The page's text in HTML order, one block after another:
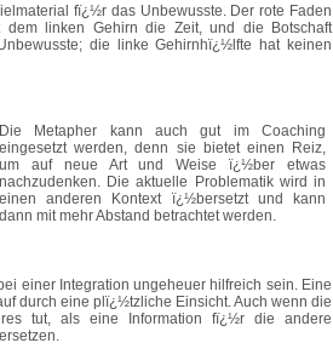
fï¿½r das Unbewusste. Der rote Faden
dem linken Gehirn die Zeit, und die Botschaft
die linke Gehirnhï¿½lfte hat keinen
Die Metapher kann auch gut im Coaching
eingesetzt werden, denn sie bietet einen Reiz,
um auf neue Art und Weise ï¿½ber etwas
nachzudenken. Die aktuelle Problematik wird in
einen anderen Kontext ï¿½bersetzt und kann
dann mit mehr Abstand betrachtet werden.
einer Integration ungeheuer hilfreich sein. Eine
durch eine plï¿½tzliche Einsicht. Auch wenn die
tut, als eine Information fï¿½r die andere